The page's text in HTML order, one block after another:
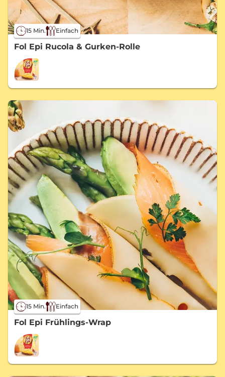
15 Min. Einfach
Fol Epi Rucola & Gurken-Rolle
15 Min. Einfach
Fol Epi Frühlings-Wrap